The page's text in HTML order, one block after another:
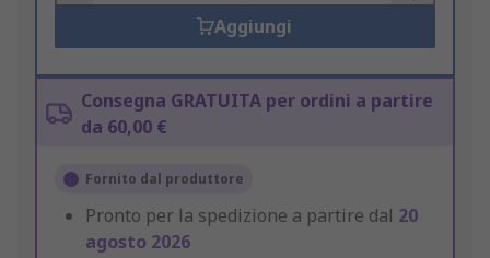
Aggiungi
Consegna GRATUITA per ordini a partire
da 60,00 €
Fornito dal produttore
Pronto per la spedizione a partire dal 20
agosto 2026